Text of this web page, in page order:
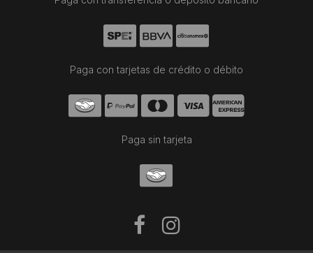
Paga con tarjetas de crédito o débito
Paga sin tarjeta